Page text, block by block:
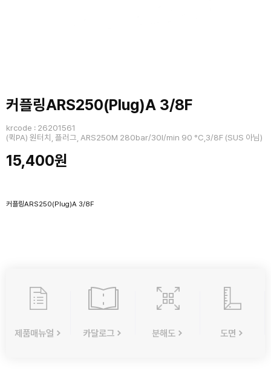
커플링ARS250(Plug)A 3/8F
krcode : 26201561
(퀵PA) 원터치, 플러그, ARS250M 280bar/30l/min 90 °C,3/8F (SUS 아님)
15,400원
커플링ARS250(Plug)A 3/8F
제품매뉴얼 카달로그 분해도 도면